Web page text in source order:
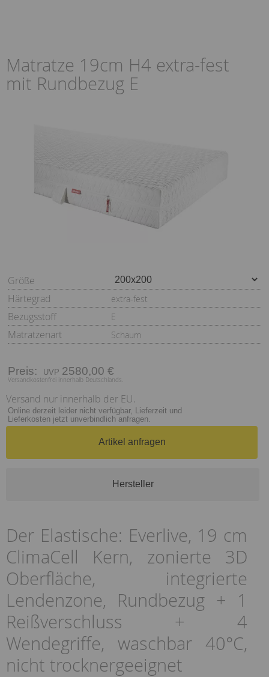
Matratze 19cm H4 extra-fest
mit Rundbezug E
Größe
Härtegrad
extra-fest
Bezugsstoff E
Matratzenart Schaum
Preis: 2580,00 €
Versandkostenfrei innerhalb Deutschlands.
Versand nur innerhalb der EU.
Online derzeit leider nicht verfügbar, Lieferzeit und
Lieferkosten jetzt unverbindlich anfragen.
Artikel anfragen
Hersteller
Der Elastische: Everlive, 19 cm
ClimaCell Kern, zonierte 3D
Oberfläche, integrierte
Lendenzone, Rundbezug + 1
Reißverschluss + 4
Wendegriffe, waschbar 40°C,
nicht trocknergeeignet